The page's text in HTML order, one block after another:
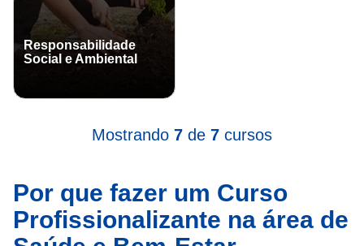
Responsabilidade
Social e Ambiental
Mostrando 7 de 7 cursos
Por que fazer um Curso
Profissionalizante na área de